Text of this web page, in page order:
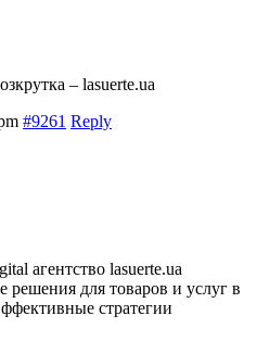
– lasuerte.ua
#9261 Reply
агентство lasuerte.ua
решения для товаров и услуг в
стратегии